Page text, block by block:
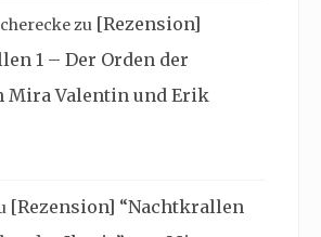
zu [Rezension]
1 – Der Orden der
Mira Valentin und Erik
[Rezension] “Nachtkrallen